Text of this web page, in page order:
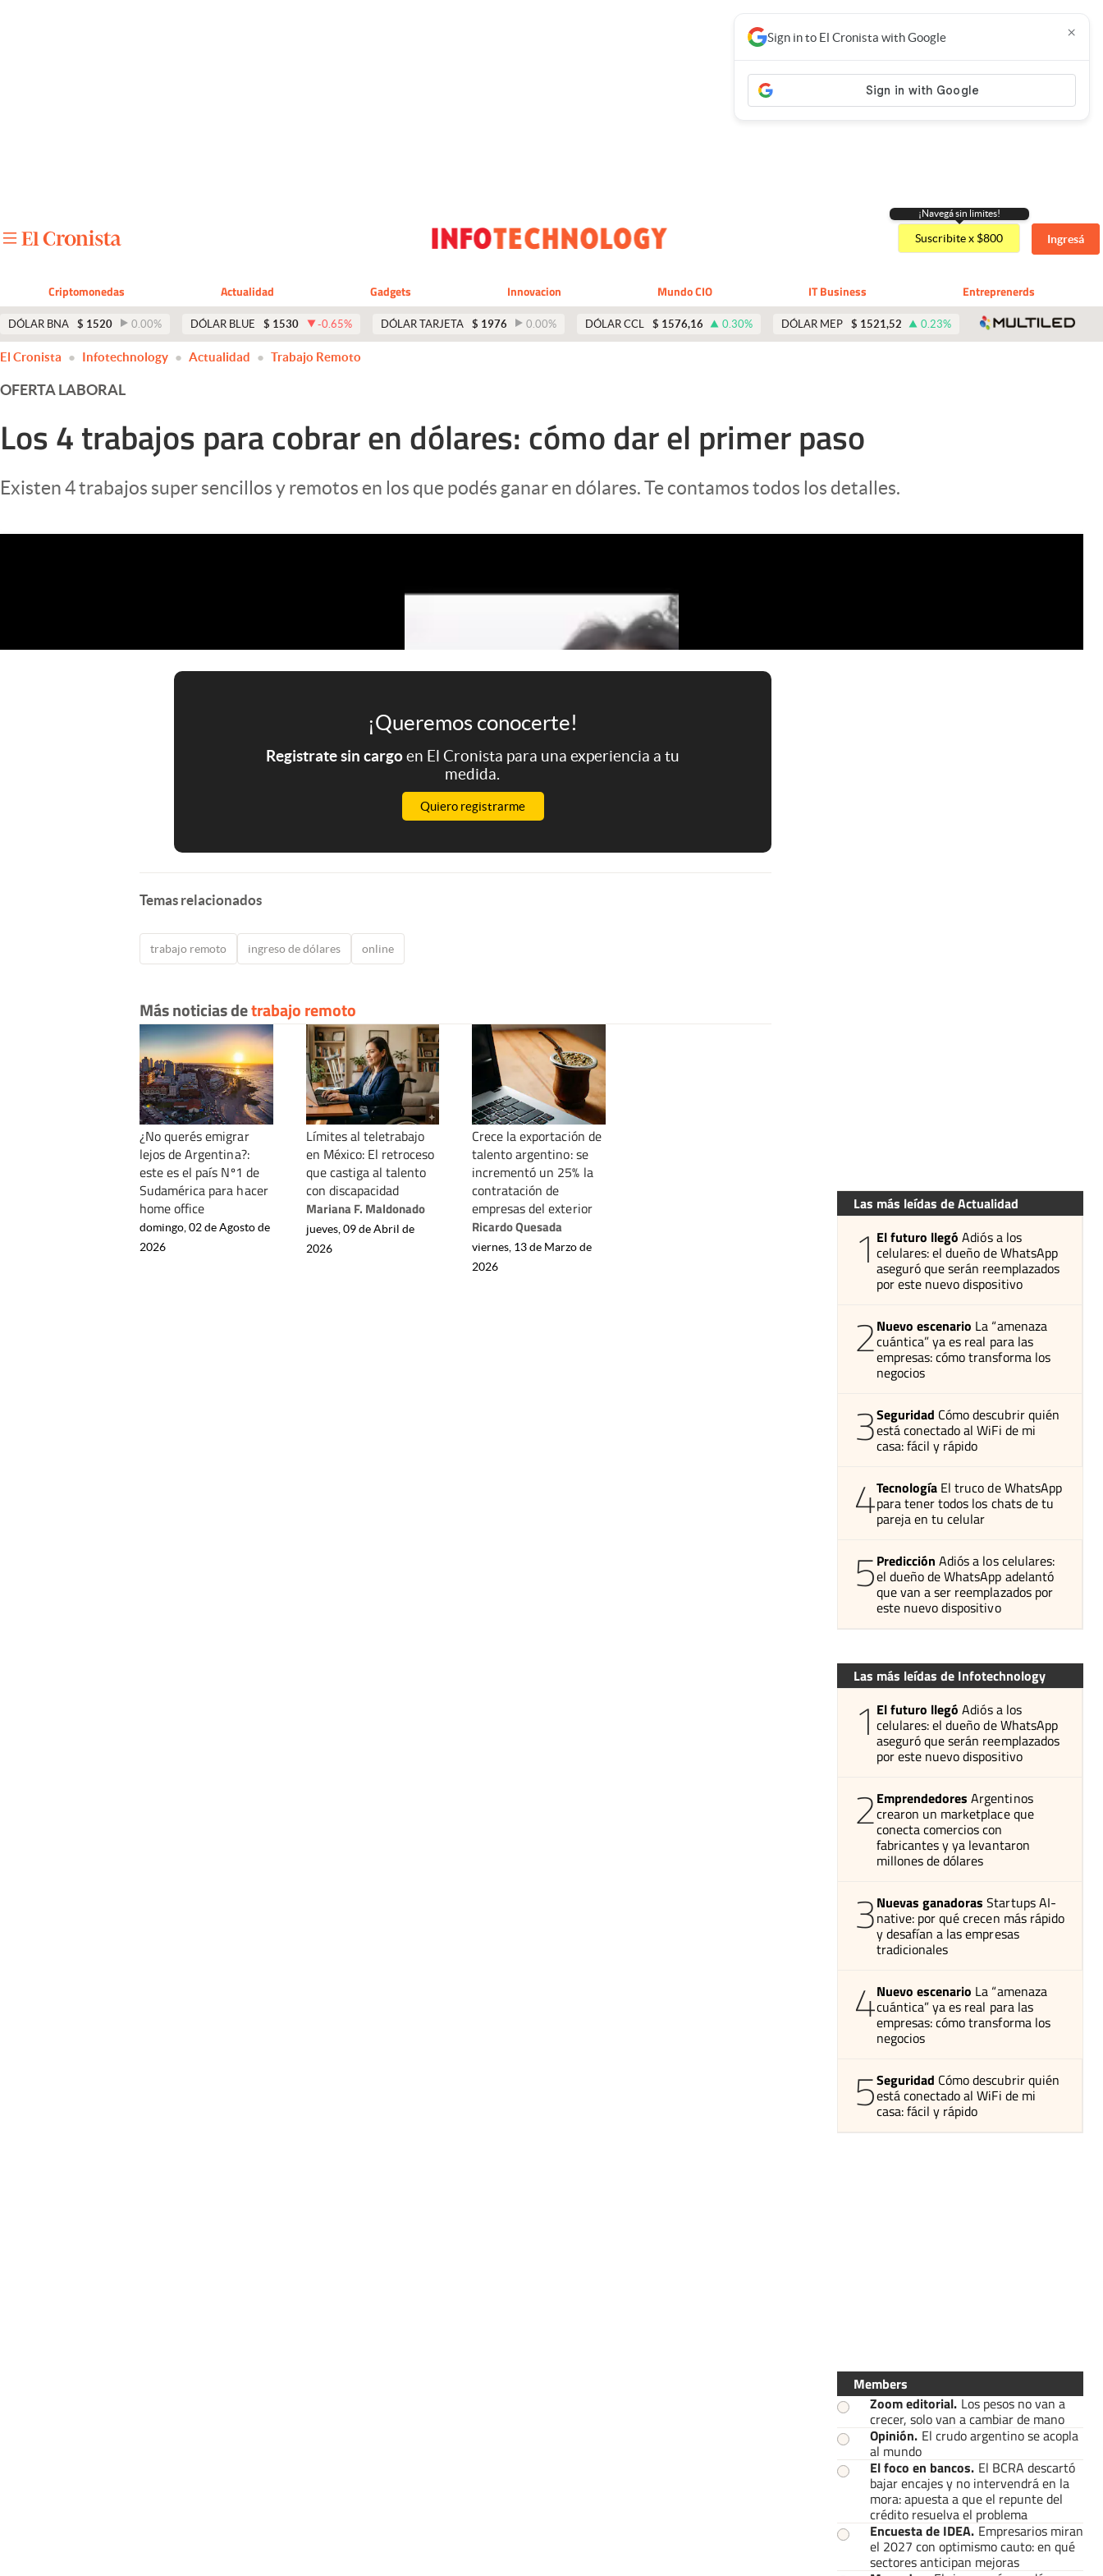
Apertura
Clima
El Cronista Studio
¡Navegá sin limites!
Suscribite x $800 Ingresá
Criptomonedas Actualidad Gadgets Innovacion Mundo CIO IT Business Entreprenerds
DÓLAR BNA $ 1520 0.00% DÓLAR BLUE $ 1530 -0.65% DÓLAR TARJETA $ 1976 0.00% DÓLAR CCL $ 1576,16 0.30% DÓLAR MEP $ 1521,52 0.23%
Sign in to El Cronista with Google ×
El Cronista Infotechnology Actualidad Trabajo Remoto
OFERTA LABORAL
Los 4 trabajos para cobrar en dólares: cómo dar el primer paso
Existen 4 trabajos super sencillos y remotos en los que podés ganar en dólares. Te contamos todos los detalles.
¡Queremos conocerte!
Registrate sin cargoen El Cronista para una experiencia a tu
medida.
Quiero registrarme
Temas relacionados
trabajo remoto ingreso de dólares online
Más noticias detrabajo remoto
¿No querés emigrar
lejos de Argentina?:
este es el país Nº1 de
Sudamérica para hacer
home office
domingo, 02 de Agosto de
2026
Límites al teletrabajo
en México: El retroceso
que castiga al talento
con discapacidad
Mariana F. Maldonado
jueves, 09 de Abril de
2026
Crece la exportación de
talento argentino: se
incrementó un 25% la
contratación de
empresas del exterior
Ricardo Quesada
viernes, 13 de Marzo de
2026
Las más leídas de Actualidad
1 El futuro llegó Adiós a los
celulares: el dueño de WhatsApp
aseguró que serán reemplazados
por este nuevo dispositivo
2Nuevo escenario La “amenaza
cuántica” ya es real para las
empresas: cómo transforma los
negocios
3Seguridad Cómo descubrir quién
está conectado al WiFi de mi
casa: fácil y rápido
4Tecnología El truco de WhatsApp
para tener todos los chats de tu
pareja en tu celular
5Predicción Adiós a los celulares:
el dueño de WhatsApp adelantó
que van a ser reemplazados por
este nuevo dispositivo
Las más leídas de Infotechnology
1 El futuro llegó Adiós a los
celulares: el dueño de WhatsApp
aseguró que serán reemplazados
por este nuevo dispositivo
2Emprendedores Argentinos
crearon un marketplace que
conecta comercios con
fabricantes y ya levantaron
millones de dólares
3Nuevas ganadoras Startups AI-
native: por qué crecen más rápido
y desafían a las empresas
tradicionales
4Nuevo escenario La “amenaza
cuántica” ya es real para las
empresas: cómo transforma los
negocios
5Seguridad Cómo descubrir quién
está conectado al WiFi de mi
casa: fácil y rápido
Members
Zoom editorial. Los pesos no van a
crecer, solo van a cambiar de mano
Opinión. El crudo argentino se acopla
al mundo
El foco en bancos. El BCRA descartó
bajar encajes y no intervendrá en la
mora: apuesta a que el repunte del
crédito resuelva el problema
Encuesta de IDEA. Empresarios miran
el 2027 con optimismo cauto: en qué
sectores anticipan mejoras